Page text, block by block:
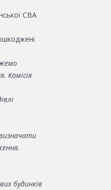
СВА
Комісія
будинків